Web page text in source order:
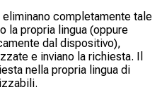
completamente tale
la propria lingua (oppure
dal dispositivo),
e inviano la richiesta. Il
nella propria lingua di